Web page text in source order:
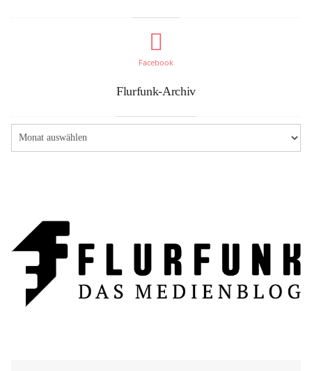
Facebook
Flurfunk-Archiv